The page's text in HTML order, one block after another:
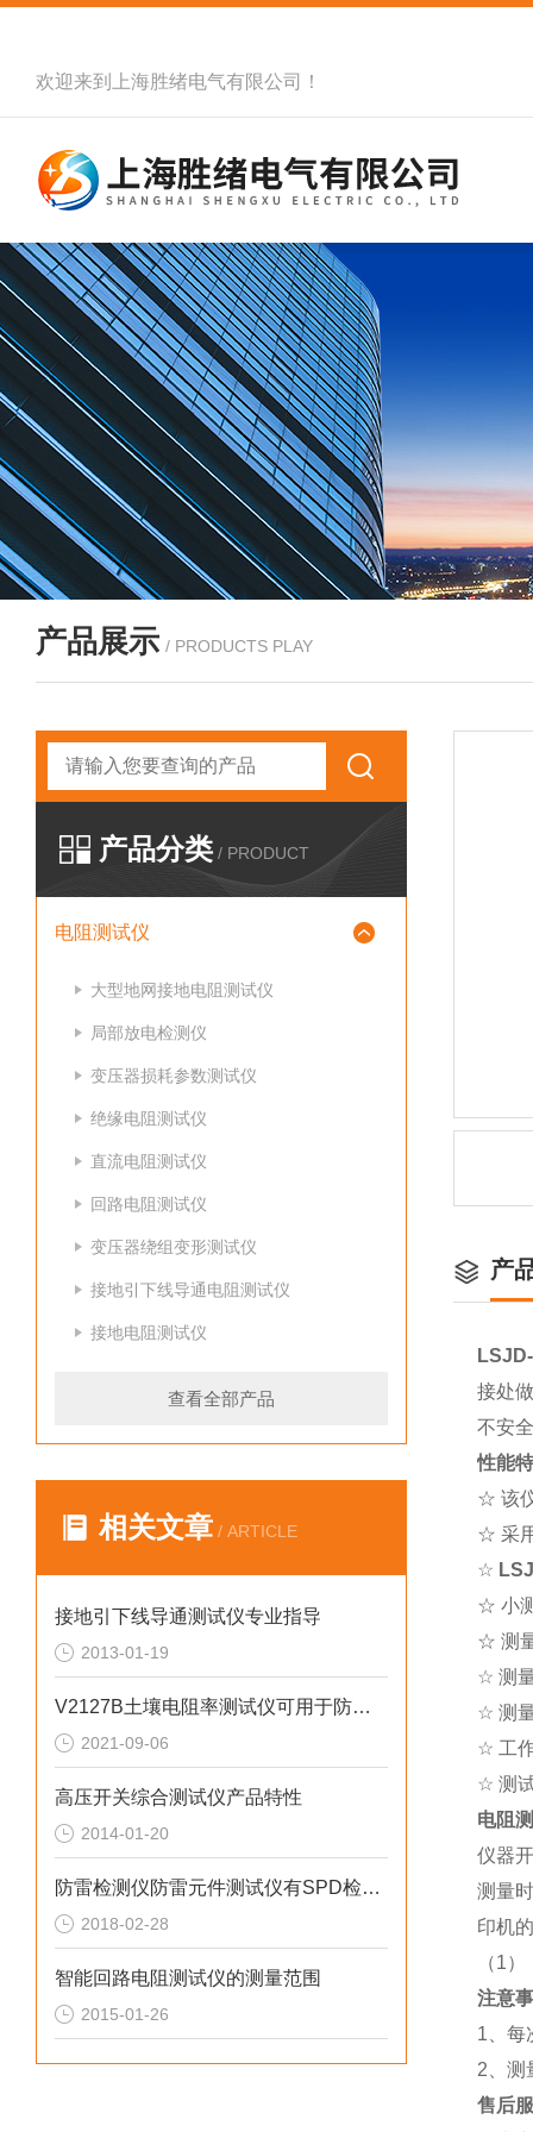
欢迎来到 上海胜绪电气有限公司 ！
产品展示 / PRODUCTS PLAY
产品分类 / PRODUCT
电阻测试仪
大型地网接地电阻测试仪
局部放电检测仪
变压器损耗参数测试仪
绝缘电阻测试仪
直流电阻测试仪
回路电阻测试仪
变压器绕组变形测试仪
接地引下线导通电阻测试仪
接地电阻测试仪
查看全部产品
相关文章 / ARTICLE
接地引下线导通测试仪专业指导
2013-01-19
V2127B土壤电阻率测试仪可用于防雷检测
2021-09-06
高压开关综合测试仪产品特性
2014-01-20
防雷检测仪防雷元件测试仪有SPD检测功能
2018-02-28
智能回路电阻测试仪的测量范围
2015-01-26
产
接处
不安
性能
☆ 该
☆ 采
☆
☆ 小
☆ 测
☆ 测
☆ 测
☆ 工
☆ 测
电阻
仪器
测量
印机
（1
注意
1、每
2、测
售后